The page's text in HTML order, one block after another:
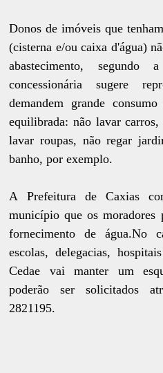
Donos de imóveis que
(cisterna e/ou caixa d'água)
abastecimento,
concessionária sugere
demandem grande
equilibrada: não lavar
lavar roupas, não regar
banho, por exemplo.
A Prefeitura de Caxias
município que os moradores
fornecimento de água.No
escolas, delegacias,
Cedae vai manter um
poderão ser solicitados
2821195.